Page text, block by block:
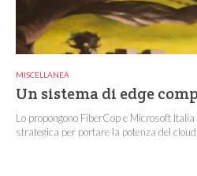
MISCELLANEA
Un sistema di edge
Lo propongono FiberCop e Microsoft
strategica per portare la potenza del cloud